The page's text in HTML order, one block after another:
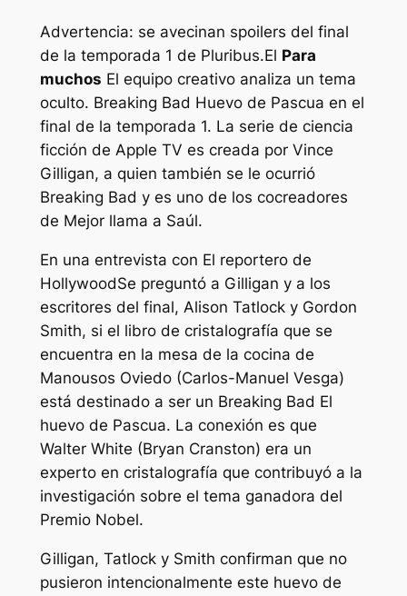
Advertencia: se avecinan spoilers del final
de la temporada 1 de Pluribus.El Para
muchos El equipo creativo analiza un tema
oculto. Breaking Bad Huevo de Pascua en el
final de la temporada 1. La serie de ciencia
ficción de Apple TV es creada por Vince
Gilligan, a quien también se le ocurrió
Breaking Bad y es uno de los cocreadores
de Mejor llama a Saúl.
En una entrevista con El reportero de
HollywoodSe preguntó a Gilligan y a los
escritores del final, Alison Tatlock y Gordon
Smith, si el libro de cristalografía que se
encuentra en la mesa de la cocina de
Manousos Oviedo (Carlos-Manuel Vesga)
está destinado a ser un Breaking Bad El
huevo de Pascua. La conexión es que
Walter White (Bryan Cranston) era un
experto en cristalografía que contribuyó a la
investigación sobre el tema ganadora del
Premio Nobel.
Gilligan, Tatlock y Smith confirman que no
pusieron intencionalmente este huevo de